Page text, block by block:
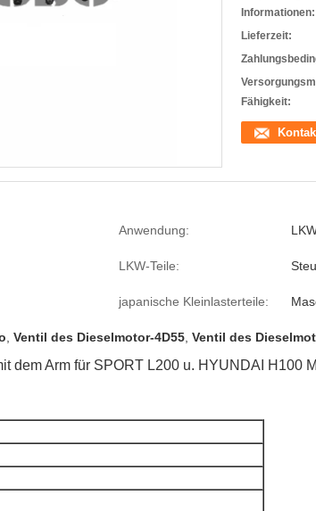
Informationen:
Lieferzeit:
Fähigkeit:
Anwendung:
LKW-Teile:
japanische Kleinlasterteile:
Ventil des Dieselmotor-4D55 Ventil des
dem Arm für SPORT L200 u. HYUNDAI H100